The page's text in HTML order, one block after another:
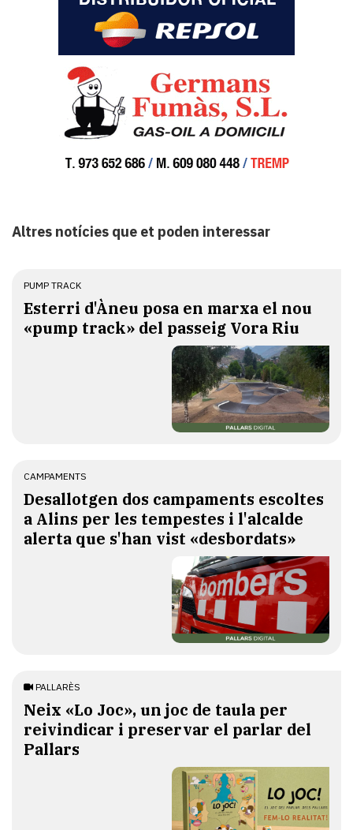
Altres notícies que et poden interessar
PUMP TRACK
Esterri d'Àneu posa en marxa el nou
«pump track» del passeig Vora Riu
CAMPAMENTS
​Desallotgen dos campaments escoltes
a Alins per les tempestes i l'alcalde
alerta que s'han vist «desbordats»
PALLARÈS
​Neix «Lo Joc», un joc de taula per
reivindicar i preservar el parlar del
Pallars